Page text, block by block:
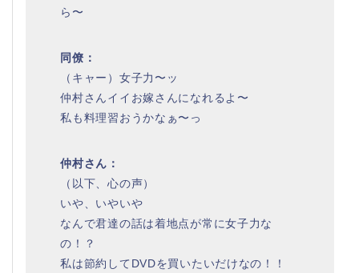
ら〜
同僚：
（キャー）女子力〜ッ
仲村さんイイお嫁さんになれるよ〜
私も料理習おうかなぁ〜っ
仲村さん：
（以下、心の声）
いや、いやいや
なんで君達の話は着地点が常に女子力な
の！？
私は節約してDVDを買いたいだけなの！！